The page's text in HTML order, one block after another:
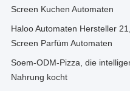
Screen Kuchen Automaten
Haloo Automaten Hersteller
Screen Parfüm Automaten
Soem-ODM-Pizza, die
Nahrung kocht